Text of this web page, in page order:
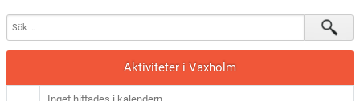
Aktiviteter i Vaxholm
Inget hittades i kalendern...